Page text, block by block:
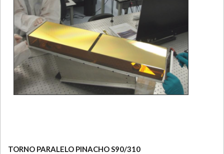
TORNO PARALELO PINACHO S90/310